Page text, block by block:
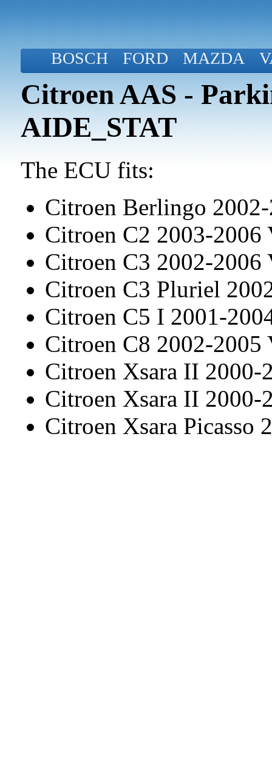
BOSCH FORD MAZDA
Citroen AAS -
AIDE_STAT
The ECU fits:
Citroen Berlingo
Citroen C2 2003-2006
Citroen C3 2002-
Citroen C3 Pluriel
Citroen C5 I 2001-
Citroen C8 2002-2005
Citroen Xsara II 2000-
Citroen Xsara II 2000-
Citroen Xsara Picasso